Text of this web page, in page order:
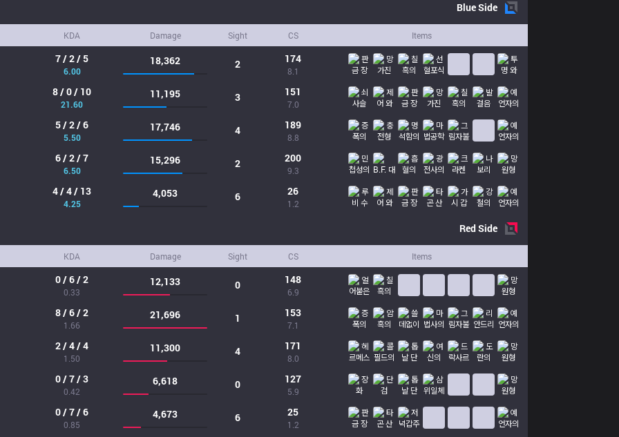
BlueSide
KDA Damage Sight CS Items
7 / 2 / 5
6.00
18,362 2 174
8.1
8 / 0 / 10
21.60
11,195 3 151
7.0
5 / 2 / 6
5.50
17,746 4 189
8.8
6 / 2 / 7
6.50
15,296 2 200
9.3
4 / 4 / 13
4.25
4,053 6 26
1.2
RedSide
KDA Damage Sight CS Items
0 / 6 / 2
0.33
12,133 0 148
6.9
8 / 6 / 2
1.66
21,696 1 153
7.1
2 / 4 / 4
1.50
11,300 4 171
8.0
0 / 7 / 3
0.42
6,618 0 127
5.9
0 / 7 / 6
0.85
4,673 6 25
1.2